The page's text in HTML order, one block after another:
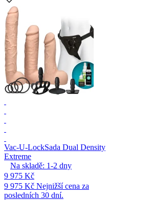
Vac-U-LockSada Dual Density
Extreme
Na skladě: 1-2 dny
9 975 Kč
9 975 Kč Nejnižší cena za
posledních 30 dní.